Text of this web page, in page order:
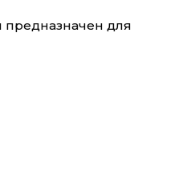
предназначен для